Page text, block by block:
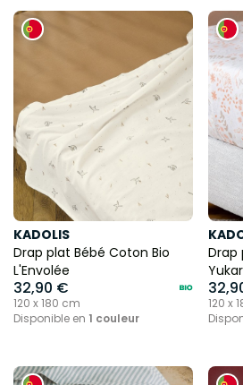
KADOLIS
Drap plat Bébé Coton Bio
L'Envolée
32,90 €
120 x 180 cm
Disponible en 1 couleur
Drap
120 x